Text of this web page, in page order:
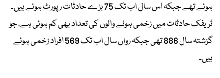
ہوئے تھے جبکہ اس سال اب تک 75 بڑے حادثات رپورٹ ہوئے ہیں۔
ٹریفک حادثات میں زخمی ہونے والوں کی تعداد بھی کم ہوئی ہے، جو
گزشتہ سال 886 تھی جبکہ رواں سال اب تک 569 افراد زخمی ہوئے
ہیں۔